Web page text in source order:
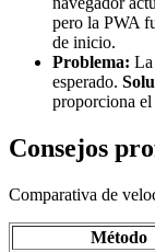
pero la PWA
de inicio.
Problema: La
esperado.
proporciona el
Consejos
Comparativa de
Método